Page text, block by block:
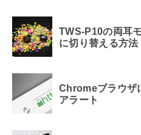
TWS-P10の両耳
に切り替える方法
Chromeブラウザ
アラート